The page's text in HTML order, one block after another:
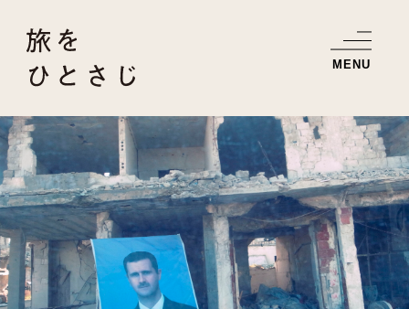
お知らせ 旅のエッセイ 旅の写真